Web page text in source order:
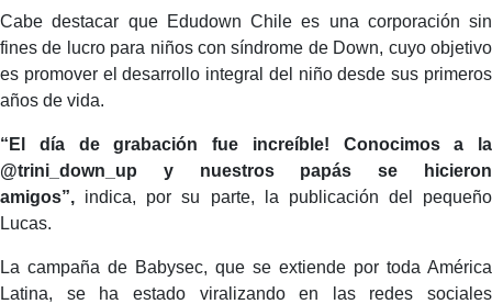
Cabe destacar que Edudown Chile es una corporación sin
fines de lucro para niños con síndrome de Down, cuyo objetivo
es promover el desarrollo integral del niño desde sus primeros
años de vida.
“El día de grabación fue increíble! Conocimos a la
@trini_down_up y nuestros papás se hicieron
amigos”, indica, por su parte, la publicación del pequeño
Lucas.
La campaña de Babysec, que se extiende por toda América
Latina, se ha estado viralizando en las redes sociales